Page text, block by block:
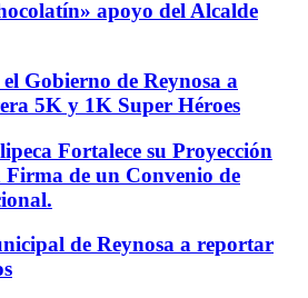
apoyo del Alcalde
Gobierno de Reynosa a
5K y 1K Super Héroes
Fortalece su Proyección
de un Convenio de
de Reynosa a reportar